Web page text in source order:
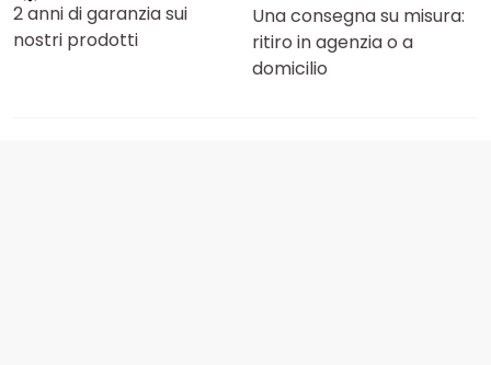
2 anni di garanzia sui
nostri prodotti
Una consegna su misura:
ritiro in agenzia o a
domicilio